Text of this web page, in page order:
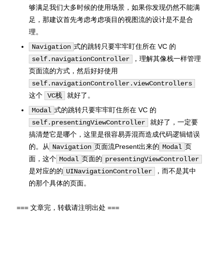
够满足我们大多时候的使用场景，如果你发现仍然不能满
足，那建议首先考虑考虑项目的视图流的设计是不是合
理。
Navigation 式的跳转只要牢牢盯住所在 VC 的
self.navigationController
，理解其像栈一样管理
页面流的方式，然后好好使用
self.navigationController.viewControllers
这个
VC栈
就好了。
Modal 式的跳转只要牢牢盯住所在 VC 的
self.presentingViewController
就好了，一定要
搞清楚它是哪个，这里是很容易弄混而造成代码逻辑错误
的。从 Navigation 页面流Present出来的 Modal 页
面，这个 Modal 页面的 presentingViewController
是对应的的 UINavigationController
，而不是其中
的那个具体的页面。
=== 文章完，转载请注明出处 ===